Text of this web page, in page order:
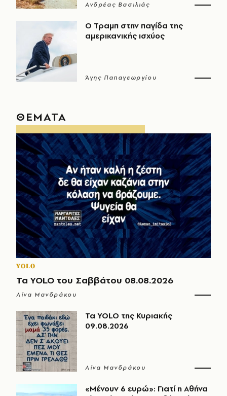
Ανδρέας Βασιλιάς
Ο Τραμπ στην παγίδα της
αμερικανικής ισχύος
Άγης Παπαγεωργίου
ΘΕΜΑΤΑ
YOLO
Τα YOLO του Σαββάτου 08.08.2026
Λίνα Μανδράκου
Τα YOLO της Κυριακής
09.08.2026
Λίνα Μανδράκου
«Μένουν 6 ευρώ»: Γιατί η Αθήνα